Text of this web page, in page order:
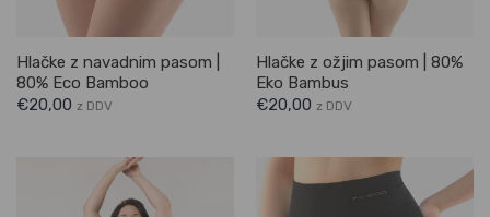
Hlačke z navadnim pasom |
80% Eco Bamboo
€20,00 z DDV
Hlačke z ožjim pasom | 80%
Eko Bambus
€20,00 z DDV